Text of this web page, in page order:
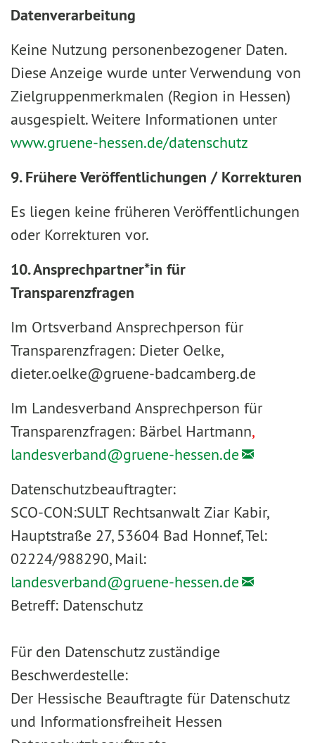
Datenverarbeitung
Keine Nutzung personenbezogener Daten.
Diese Anzeige wurde unter Verwendung von
Zielgruppenmerkmalen (Region in Hessen)
ausgespielt. Weitere Informationen unter
www.gruene-hessen.de/datenschutz
9. Frühere Veröffentlichungen / Korrekturen
Es liegen keine früheren Veröffentlichungen
oder Korrekturen vor.
10. Ansprechpartner*in für
Transparenzfragen
Im Ortsverband Ansprechperson für
Transparenzfragen: Dieter Oelke,
dieter.oelke@gruene-badcamberg.de
Im Landesverband Ansprechperson für
Transparenzfragen: Bärbel Hartmann,
landesverband@gruene-hessen.de
Datenschutzbeauftragter:
SCO-CON:SULT Rechtsanwalt Ziar Kabir,
Hauptstraße 27, 53604 Bad Honnef, Tel:
02224/988290, Mail:
landesverband@gruene-hessen.de
Betreff: Datenschutz
Für den Datenschutz zuständige
Beschwerdestelle:
Der Hessische Beauftragte für Datenschutz
und Informationsfreiheit Hessen